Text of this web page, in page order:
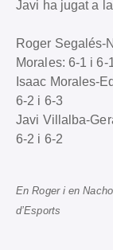
Javi ha jugat a
Roger Segalés-
Morales: 6-1 i 6-
Isaac Morales-
6-2 i 6-3
Javi Villalba-
6-2 i 6-2
En Roger i en
d’Esports